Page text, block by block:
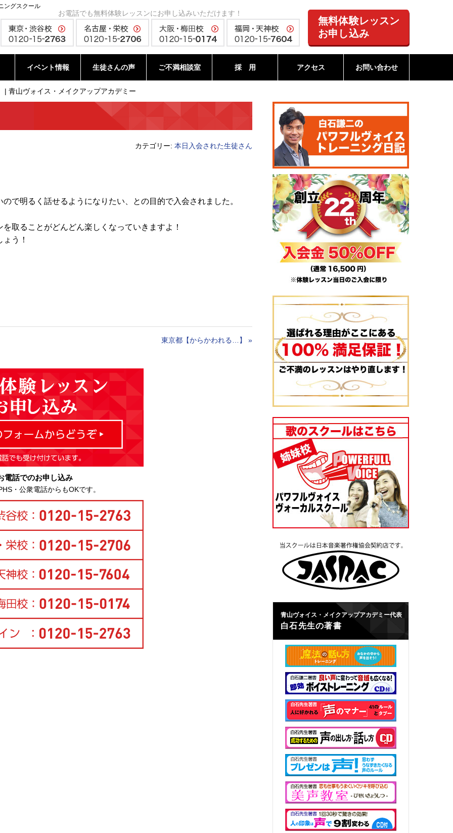
ングスクール
お電話でも無料体験レッスンにお申し込みいただけます！
無料体験レッスン
お申し込み
イベント情報 生徒さんの声 ご不満相談室 採 用 アクセス お問い合わせ
| 青山ヴォイス・メイクアップアカデミー
カテゴリー: 本日入会された生徒さん
で明るく話せるようになりたい、との目的で入会されました。
取ることがどんどん楽しくなっていきますよ！
う！
東京都【からかわれる…】 »
電話でのお申し込み
・公衆電話からもOKです。
青山ヴォイス・メイクアップアカデミー代表
白石先生の著書